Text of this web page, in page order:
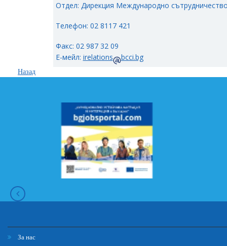
Отдел: Дирекция Международно
Телефон: 02 8117 421
Факс: 02 987 32 09
Е-мейл: irelations bcci.bg
Назад
За нас